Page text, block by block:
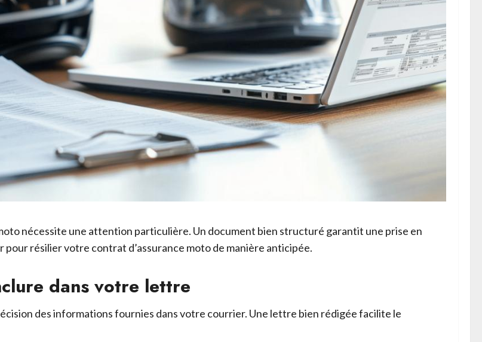
nécessite une attention particulière. Un document bien structuré garantit une prise en
résilier votre contrat d’assurance moto de manière anticipée.
dans votre lettre
des informations fournies dans votre courrier. Une lettre bien rédigée facilite le